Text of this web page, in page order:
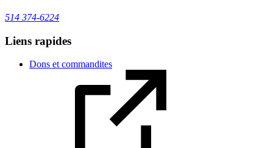
514 374-6224
Liens rapides
Dons et commandites